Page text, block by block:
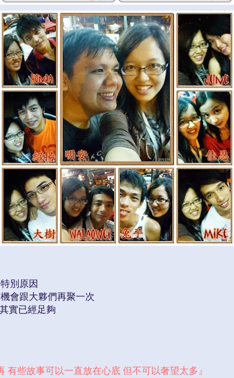
別原因
會跟大夥們再聚一次
實已經足夠
有些故事可以一直放在心底 但不可以奢望太多』